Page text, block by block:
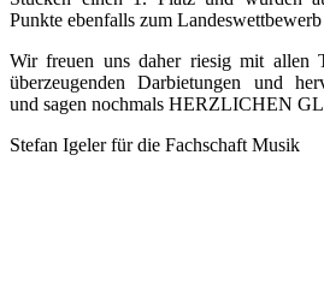
Punkte ebenfalls zum
Wir freuen uns daher riesig mit allen
überzeugenden Darbietungen und
und sagen nochmals HERZLICHEN
Stefan Igeler für die Fachschaft Musik